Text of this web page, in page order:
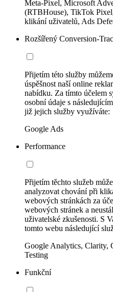
Meta-Pixel, Microsoft
(RTBHouse), TikTok
klikání uživatelů, Ads
Rozšířený Conversion-
Přijetím této služby
úspěšnost naší online
nabídku. Za tímto účelem
osobní údaje s
již jejich služby využíváte:
Google Ads
Performance
Přijetím těchto služeb
analyzovat chování při
webových stránkách za
webových stránek a
uživatelské zkušenosti. S
tomto webu následující
Google Analytics, Clarity,
Testing
Funkční